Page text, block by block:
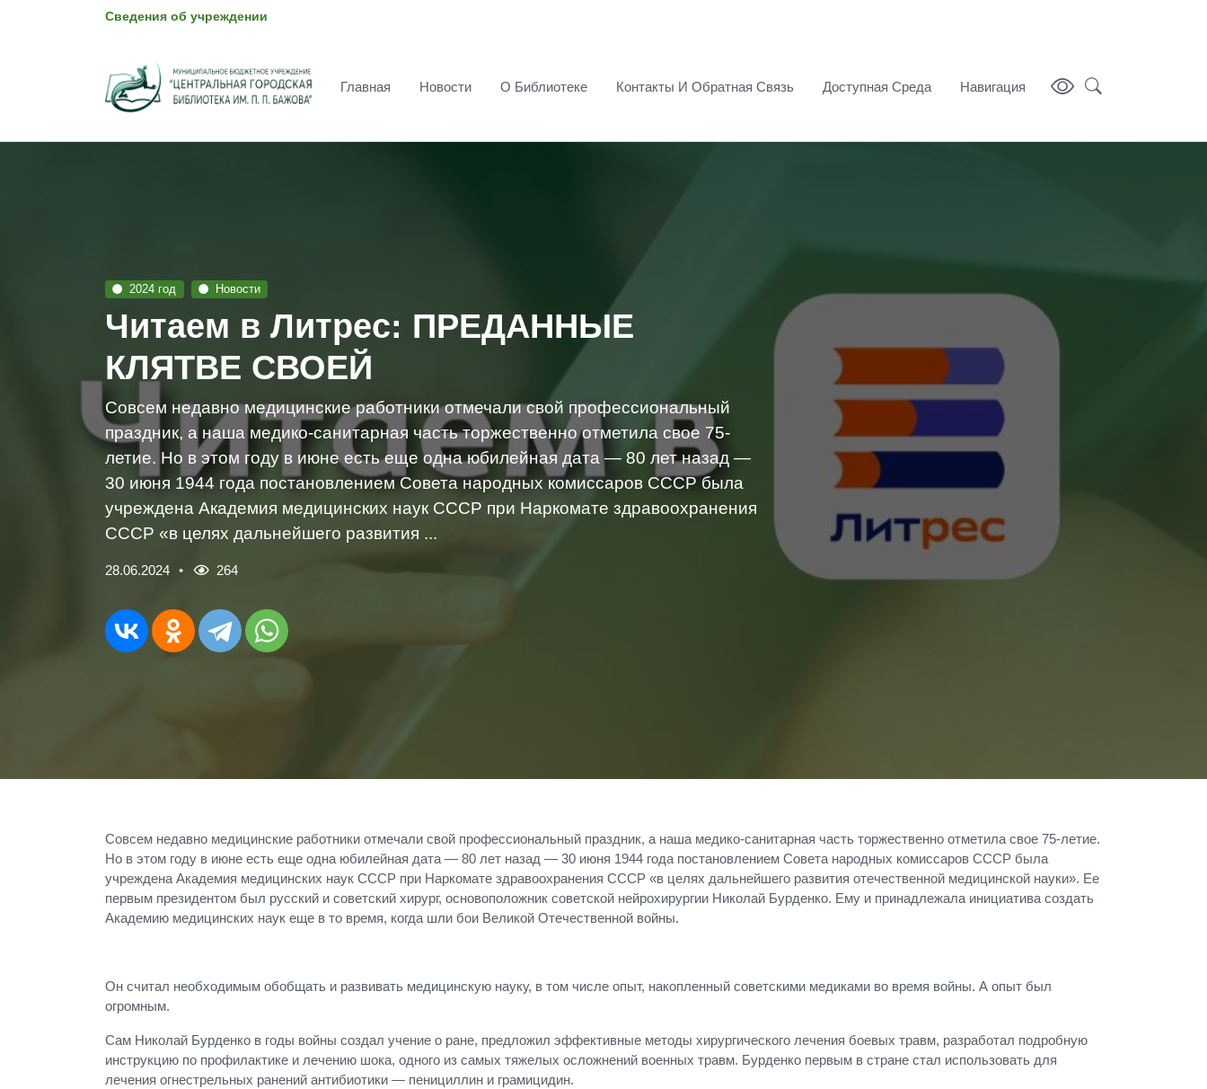
Сведения об учреждении
Главная Новости О Библиотеке Контакты И Обратная Связь Доступная Среда Навигация
2024 год Новости
Читаем в Литрес: ПРЕДАННЫЕ
КЛЯТВЕ СВОЕЙ
Совсем недавно медицинские работники отмечали свой профессиональный
праздник, а наша медико-санитарная часть торжественно отметила свое 75-
летие. Но в этом году в июне есть еще одна юбилейная дата — 80 лет назад —
30 июня 1944 года постановлением Совета народных комиссаров СССР была
учреждена Академия медицинских наук СССР при Наркомате здравоохранения
СССР «в целях дальнейшего развития ...
28.06.2024 264
Совсем недавно медицинские работники отмечали свой профессиональный праздник, а наша медико-санитарная часть торжественно отметила свое 75-летие.
Но в этом году в июне есть еще одна юбилейная дата — 80 лет назад — 30 июня 1944 года постановлением Совета народных комиссаров СССР была
учреждена Академия медицинских наук СССР при Наркомате здравоохранения СССР «в целях дальнейшего развития отечественной медицинской науки». Ее
первым президентом был русский и советский хирург, основоположник советской нейрохирургии Николай Бурденко. Ему и принадлежала инициатива создать
Академию медицинских наук еще в то время, когда шли бои Великой Отечественной войны.
Он считал необходимым обобщать и развивать медицинскую науку, в том числе опыт, накопленный советскими медиками во время войны. А опыт был
огромным.
Сам Николай Бурденко в годы войны создал учение о ране, предложил эффективные методы хирургического лечения боевых травм, разработал подробную
инструкцию по профилактике и лечению шока, одного из самых тяжелых осложнений военных травм. Бурденко первым в стране стал использовать для
лечения огнестрельных ранений антибиотики — пенициллин и грамицидин.